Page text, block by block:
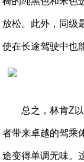
放松。此外，同级
使在长途驾驶中也
总之，林肯Z
者带来卓越的驾乘
途变得单调无味。